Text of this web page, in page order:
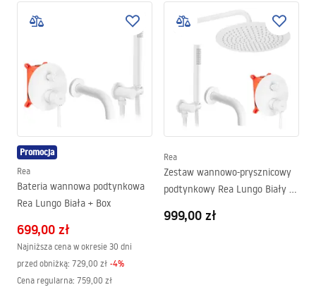
Promocja
Rea
Bateria wannowa podtynkowa
Rea Lungo Biała + Box
699,00 zł
Najniższa cena w okresie 30 dni
przed obniżką: 729,00 zł -4%
Cena regularna: 759,00 zł
Rea
Zestaw wannowo-prysznicowy
podtynkowy Rea Lungo Biały +
999,00 zł